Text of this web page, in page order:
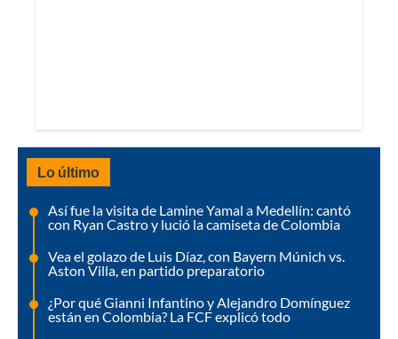
Lo último
Así fue la visita de Lamine Yamal a Medellín: cantó
con Ryan Castro y lució la camiseta de Colombia
Vea el golazo de Luis Díaz, con Bayern Múnich vs.
Aston Villa, en partido preparatorio
¿Por qué Gianni Infantino y Alejandro Domínguez
están en Colombia? La FCF explicó todo